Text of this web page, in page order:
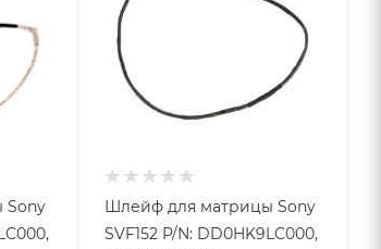
Шлейф для матрицы Sony
SVF152 P/N: DD0HK9LC000,